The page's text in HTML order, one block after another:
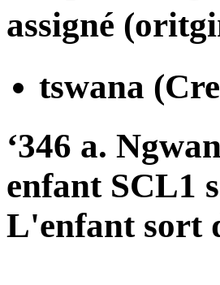
assigné
tswana
‘346 a.
enfant SCL1
L'enfant sort